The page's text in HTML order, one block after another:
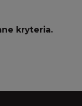
kryteria.